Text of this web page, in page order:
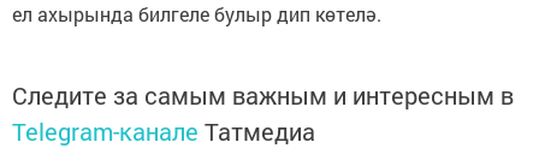
ел ахырында билгеле булыр дип көтелә.
Следите за самым важным и интересным в
Telegram-канале Татмедиа